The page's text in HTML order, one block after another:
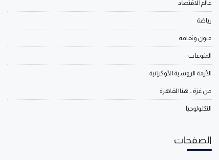
عالم الاقتصاد
رياضة
فنون وثقافة
المنوعات
الأزمة الروسية الأوكرانية
من غزة.. هنا القاهرة
التكنولوجيا
الصفحات